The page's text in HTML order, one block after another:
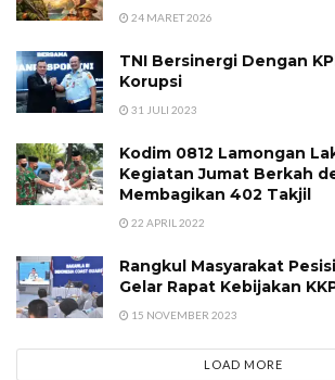
24 MARET 2026
TNI Bersinergi Dengan
Korupsi
31 JULI 2023
Kodim 0812 Lamongan
Kegiatan Jumat Berkah
Membagikan 402 Takjil
22 APRIL 2022
Rangkul Masyarakat
Gelar Rapat Kebijakan
15 NOVEMBER 2023
LOAD MORE